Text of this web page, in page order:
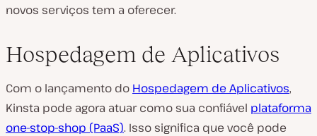
novos serviços tem a oferecer.
Hospedagem de Aplicativos
Com o lançamento do Hospedagem de Aplicativos,
Kinsta pode agora atuar como sua confiável plataforma
one-stop-shop (PaaS). Isso significa que você pode